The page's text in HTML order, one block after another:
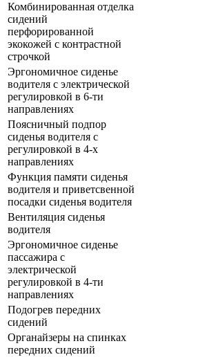
Комбинированная отделка
сидений
перфорированной
экокожей с контрастной
строчкой
Эргономичное сиденье
водителя с электрической
регулировкой в 6-ти
направлениях
Поясничный подпор
сиденья водителя с
регулировкой в 4-х
направлениях
Функция памяти сиденья
водителя и приветсвенной
посадки сиденья водителя
Вентиляция сиденья
водителя
Эргономичное сиденье
пассажира с
электрической
регулировкой в 4-ти
направлениях
Подогрев передних
сидений
Органайзеры на спинках
передних сидений